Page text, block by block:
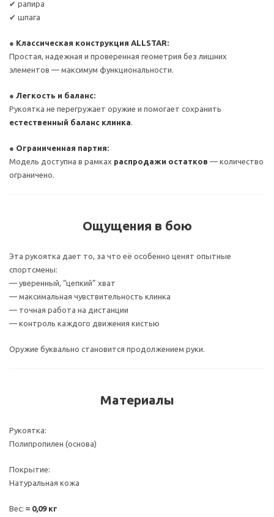
✔ рапира
✔ шпага
● Классическая конструкция ALLSTAR:
Простая, надежная и проверенная геометрия без лишних
элементов — максимум функциональности.
● Легкость и баланс:
Рукоятка не перегружает оружие и помогает сохранить
естественный баланс клинка.
● Ограниченная партия:
Модель доступна в рамках распродажи остатков — количество
ограничено.
Ощущения в бою
Эта рукоятка дает то, за что её особенно ценят опытные
спортсмены:
— уверенный, “цепкий” хват
— максимальная чувствительность клинка
— точная работа на дистанции
— контроль каждого движения кистью
Оружие буквально становится продолжением руки.
Материалы
Рукоятка:
Полипропилен (основа)
Покрытие:
Натуральная кожа
Вес: ≈ 0,09 кг